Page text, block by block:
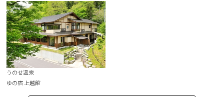
うのせ溫泉
ゆの宿 上越館